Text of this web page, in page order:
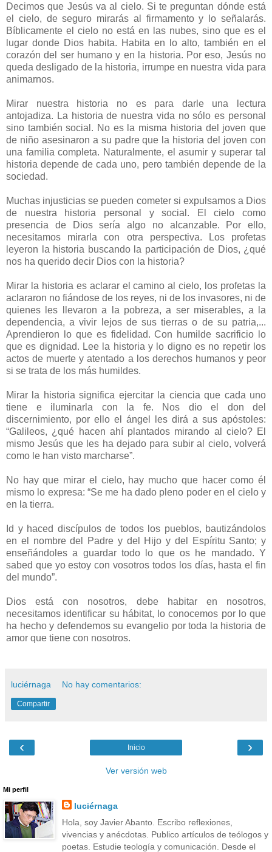
Decimos que Jesús va al cielo. Si te preguntan dónde está
el cielo, de seguro mirarás al firmamento y lo señalarás.
Bíblicamente el cielo no está en las nubes, sino que es el
lugar donde Dios habita. Habita en lo alto, también en el
corazón del ser humano y en la historia. Por eso, Jesús no
queda desligado de la historia, irrumpe en nuestra vida para
animarnos.
Mirar nuestra historia no es para darle una lectura
antojadiza. La historia de nuestra vida no sólo es personal
sino también social. No es la misma historia del joven que
de niño asesinaron a su padre que la historia del joven con
una familia completa. Naturalmente, el asumir y superar tal
historia depende de cada uno, pero también depende de la
sociedad.
Muchas injusticias se pueden cometer si expulsamos a Dios
de nuestra historia personal y social. El cielo como
presencia de Dios sería algo no alcanzable. Por ello,
necesitamos mirarla con otra perspectiva. Los profetas
leyeron la historia buscando la participación de Dios, ¿qué
nos ha querido decir Dios con la historia?
Mirar la historia es aclarar el camino al cielo, los profetas la
aclararon no fiándose de los reyes, ni de los invasores, ni de
quienes les llevaron a la pobreza, a ser miserables, a la
dependencia, a vivir lejos de sus tierras o de su patria,...
Aprendieron lo que es fidelidad. Con humilde sacrificio lo
que es dignidad. Lee la historia y lo digno es no repetir los
actos de muerte y atentado a los derechos humanos y peor
si se trata de los más humildes.
Mirar la historia significa ejercitar la ciencia que cada uno
tiene e iluminarla con la fe. Nos dio el don del
discernimiento, por ello el ángel les dirá a sus apóstoles:
“Galileos, ¿qué hacen ahí plantados mirando al cielo? El
mismo Jesús que les ha dejado para subir al cielo, volverá
como le han visto marcharse”.
No hay que mirar el cielo, hay mucho que hacer como él
mismo lo expresa: “Se me ha dado pleno poder en el cielo y
en la tierra.
Id y haced discípulos de todos los pueblos, bautizándolos
en el nombre del Padre y del Hijo y del Espíritu Santo; y
enseñándoles a guardar todo lo que os he mandado. Y
sabed que yo estoy con vosotros todos los días, hasta el fin
del mundo”.
Dios está con nosotros, debe habitar en nosotros,
necesitamos identificar su hábitat, lo conocemos por lo que
ha hecho y defendemos su evangelio por toda la historia de
amor que tiene con nosotros.
luciérnaga No hay comentarios:
Compartir
‹ ›
Inicio
Ver versión web
Mi perfil
luciérnaga
Hola, soy Javier Abanto. Escribo reflexiones,
vivencias y anécdotas. Publico artículos de teólogos y
poetas. Estudie teología y comunicación. Desde el